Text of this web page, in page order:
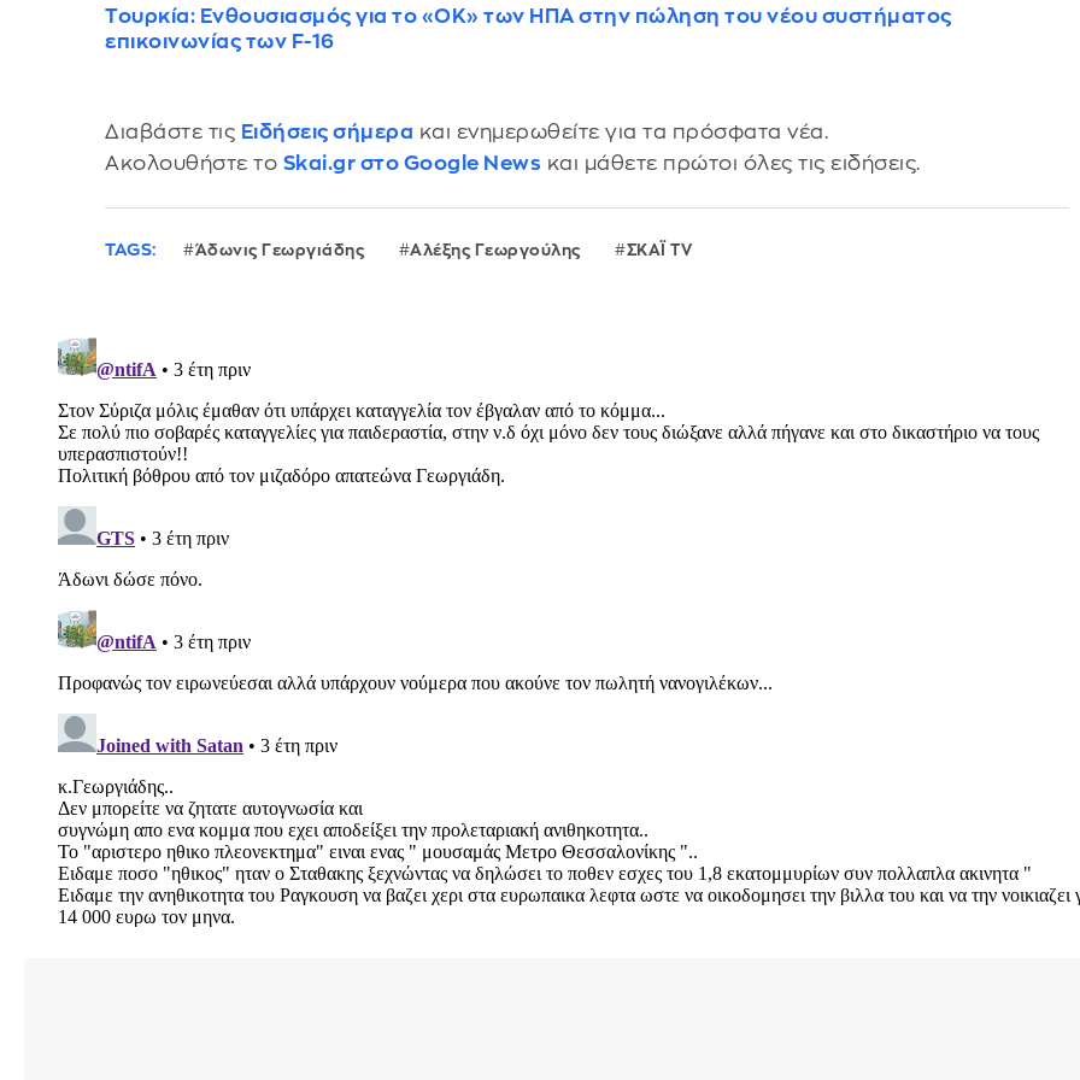
Τουρκία: Ενθουσιασμός για το «ΟΚ» των ΗΠΑ στην πώληση του νέου συστήματος
επικοινωνίας των F-16
Διαβάστε τις Ειδήσεις σήμερα και ενημερωθείτε για τα πρόσφατα νέα.
Ακολουθήστε το Skai.gr στο Google News και μάθετε πρώτοι όλες τις ειδήσεις.
TAGS: Άδωνις Γεωργιάδης Αλέξης Γεωργούλης ΣΚΑΪ TV